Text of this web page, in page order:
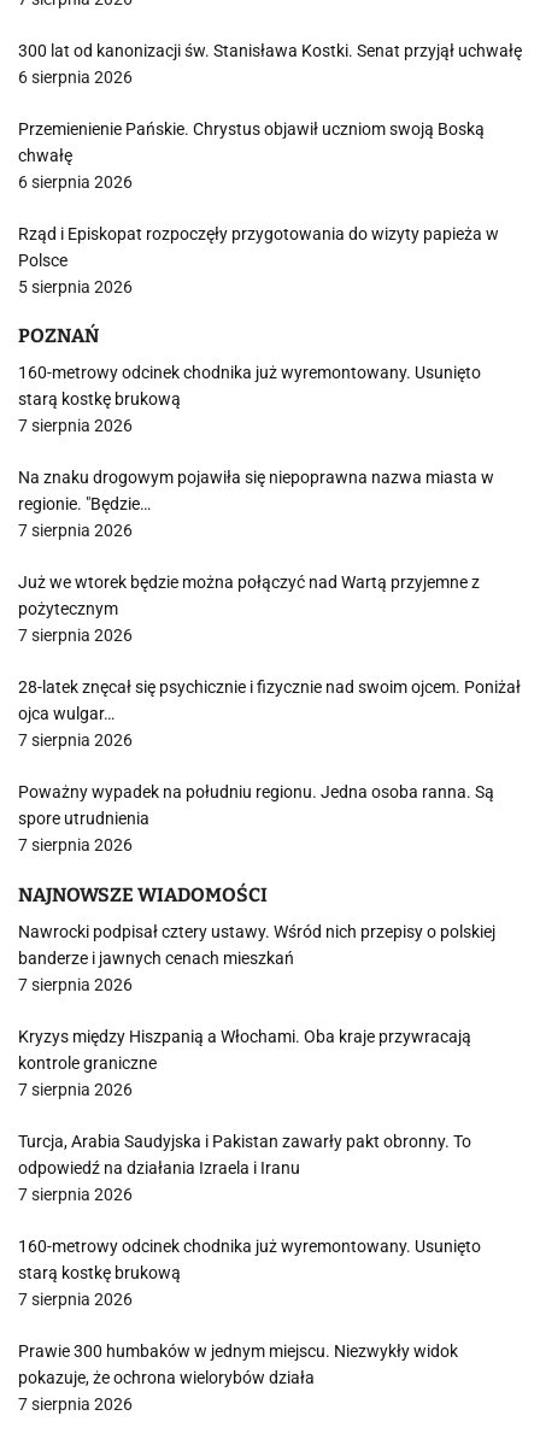
300 lat od kanonizacji św. Stanisława Kostki. Senat przyjął uchwałę
6 sierpnia 2026
Przemienienie Pańskie. Chrystus objawił uczniom swoją Boską
chwałę
6 sierpnia 2026
Rząd i Episkopat rozpoczęły przygotowania do wizyty papieża w
Polsce
5 sierpnia 2026
POZNAŃ
160-metrowy odcinek chodnika już wyremontowany. Usunięto
starą kostkę brukową
7 sierpnia 2026
Na znaku drogowym pojawiła się niepoprawna nazwa miasta w
regionie. "Będzie…
7 sierpnia 2026
Już we wtorek będzie można połączyć nad Wartą przyjemne z
pożytecznym
7 sierpnia 2026
28-latek znęcał się psychicznie i fizycznie nad swoim ojcem. Poniżał
ojca wulgar…
7 sierpnia 2026
Poważny wypadek na południu regionu. Jedna osoba ranna. Są
spore utrudnienia
7 sierpnia 2026
NAJNOWSZE WIADOMOŚCI
Nawrocki podpisał cztery ustawy. Wśród nich przepisy o polskiej
banderze i jawnych cenach mieszkań
7 sierpnia 2026
Kryzys między Hiszpanią a Włochami. Oba kraje przywracają
kontrole graniczne
7 sierpnia 2026
Turcja, Arabia Saudyjska i Pakistan zawarły pakt obronny. To
odpowiedź na działania Izraela i Iranu
7 sierpnia 2026
160-metrowy odcinek chodnika już wyremontowany. Usunięto
starą kostkę brukową
7 sierpnia 2026
Prawie 300 humbaków w jednym miejscu. Niezwykły widok
pokazuje, że ochrona wielorybów działa
7 sierpnia 2026